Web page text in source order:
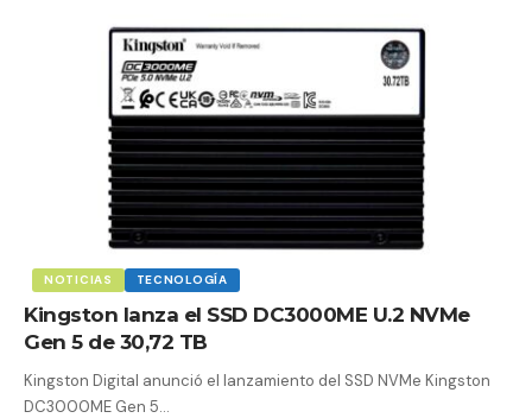
NOTICIAS TECNOLOGÍA
Kingston lanza el SSD DC3000ME U.2 NVMe
Gen 5 de 30,72 TB
Kingston Digital anunció el lanzamiento del SSD NVMe Kingston
DC3000ME Gen 5…